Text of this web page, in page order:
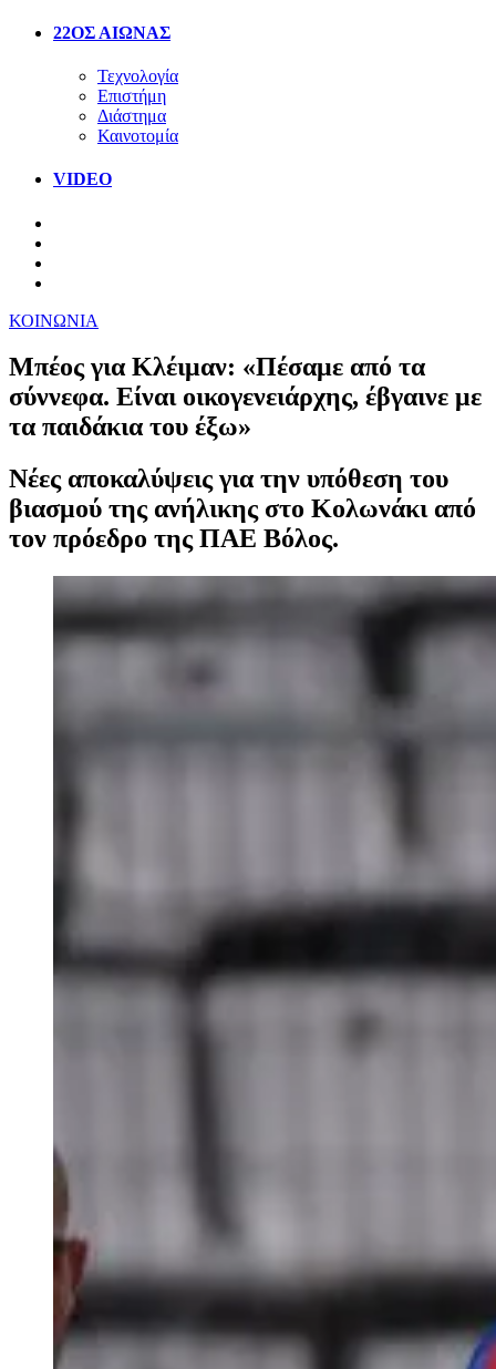
22ΟΣ ΑΙΩΝΑΣ
Τεχνολογία
Επιστήμη
Διάστημα
Καινοτομία
VIDEO
ΚΟΙΝΩΝΙΑ
Μπέος για Κλέιμαν: «Πέσαμε από τα
σύννεφα. Είναι οικογενειάρχης, έβγαινε με
τα παιδάκια του έξω»
Νέες αποκαλύψεις για την υπόθεση του
βιασμού της ανήλικης στο Κολωνάκι από
τον πρόεδρο της ΠΑΕ Βόλος.